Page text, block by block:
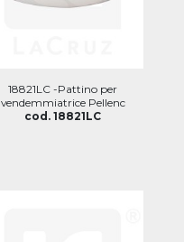
18821LC -Pattino per
vendemmiatrice Pellenc
cod. 18821LC